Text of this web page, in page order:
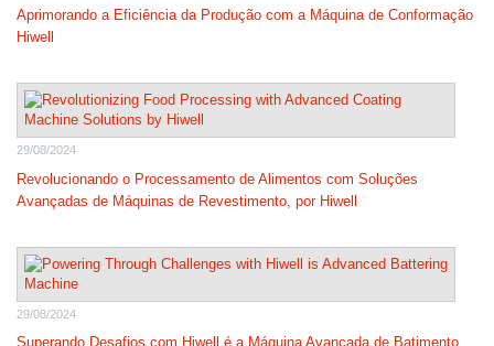
Aprimorando a Eficiência da Produção com a Máquina de Conformação
Hiwell
29/08/2024
Revolucionando o Processamento de Alimentos com Soluções
Avançadas de Máquinas de Revestimento, por Hiwell
29/08/2024
Superando Desafios com Hiwell é a Máquina Avançada de Batimento